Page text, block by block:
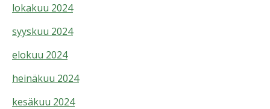
lokakuu 2024
syyskuu 2024
elokuu 2024
heinäkuu 2024
kesäkuu 2024